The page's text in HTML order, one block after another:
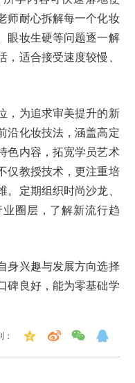
师耐心拆解每一个化妆
眼妆生硬等问题逐一解
，适合接受速度较慢、
，为追求审美提升的新
沿化妆技法，涵盖高定
色内容，拓宽学员艺术
仅教授技术，更注重培
。定期组织时尚沙龙、
圈层，了解新流行趋
身兴趣与发展方向选择
碑良好，能为零基础学
：